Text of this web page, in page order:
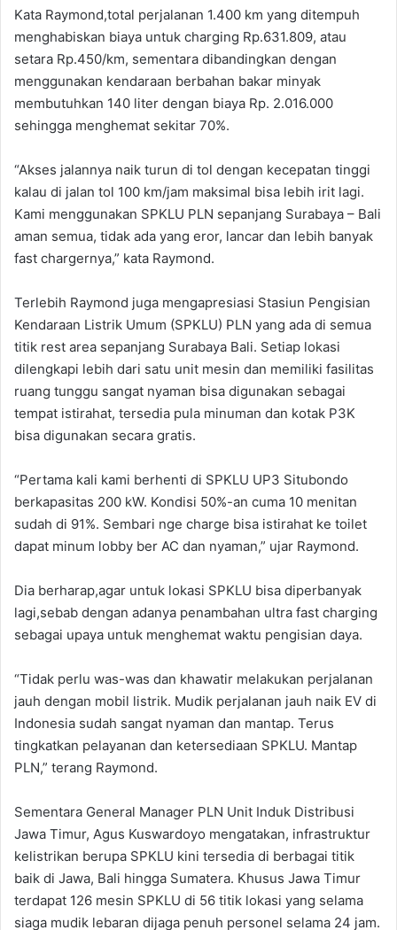
Kata Raymond,total perjalanan 1.400 km yang ditempuh
menghabiskan biaya untuk charging Rp.631.809, atau
setara Rp.450/km, sementara dibandingkan dengan
menggunakan kendaraan berbahan bakar minyak
membutuhkan 140 liter dengan biaya Rp. 2.016.000
sehingga menghemat sekitar 70%.
“Akses jalannya naik turun di tol dengan kecepatan tinggi
kalau di jalan tol 100 km/jam maksimal bisa lebih irit lagi.
Kami menggunakan SPKLU PLN sepanjang Surabaya – Bali
aman semua, tidak ada yang eror, lancar dan lebih banyak
fast chargernya,” kata Raymond.
Terlebih Raymond juga mengapresiasi Stasiun Pengisian
Kendaraan Listrik Umum (SPKLU) PLN yang ada di semua
titik rest area sepanjang Surabaya Bali. Setiap lokasi
dilengkapi lebih dari satu unit mesin dan memiliki fasilitas
ruang tunggu sangat nyaman bisa digunakan sebagai
tempat istirahat, tersedia pula minuman dan kotak P3K
bisa digunakan secara gratis.
“Pertama kali kami berhenti di SPKLU UP3 Situbondo
berkapasitas 200 kW. Kondisi 50%-an cuma 10 menitan
sudah di 91%. Sembari nge charge bisa istirahat ke toilet
dapat minum lobby ber AC dan nyaman,” ujar Raymond.
Dia berharap,agar untuk lokasi SPKLU bisa diperbanyak
lagi,sebab dengan adanya penambahan ultra fast charging
sebagai upaya untuk menghemat waktu pengisian daya.
“Tidak perlu was-was dan khawatir melakukan perjalanan
jauh dengan mobil listrik. Mudik perjalanan jauh naik EV di
Indonesia sudah sangat nyaman dan mantap. Terus
tingkatkan pelayanan dan ketersediaan SPKLU. Mantap
PLN,” terang Raymond.
Sementara General Manager PLN Unit Induk Distribusi
Jawa Timur, Agus Kuswardoyo mengatakan, infrastruktur
kelistrikan berupa SPKLU kini tersedia di berbagai titik
baik di Jawa, Bali hingga Sumatera. Khusus Jawa Timur
terdapat 126 mesin SPKLU di 56 titik lokasi yang selama
siaga mudik lebaran dijaga penuh personel selama 24 jam.